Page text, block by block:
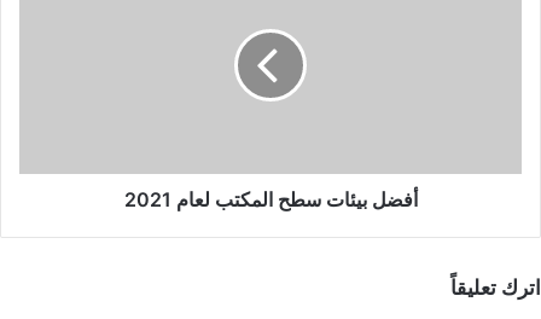
أفضل بيئات سطح المكتب لعام 2021
اترك تعليقاً